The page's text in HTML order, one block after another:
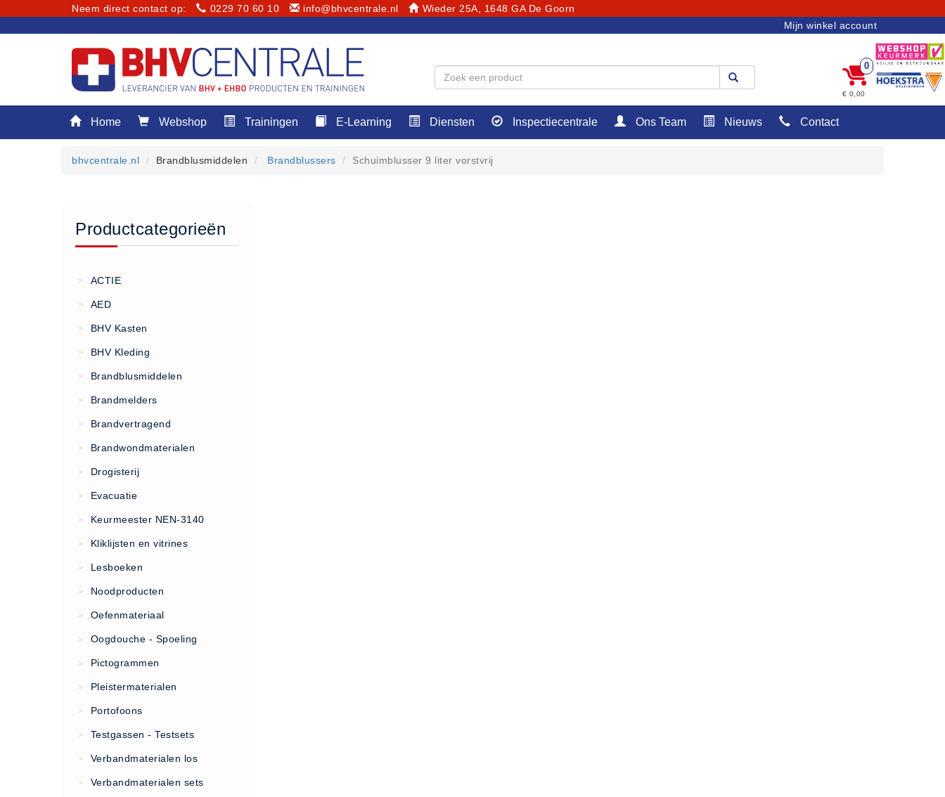
Neem direct contact op: 0229 70 60 10 info@bhvcentrale.nl Wieder 25A, 1648 GA De Goorn
Home
Keuringen
Bedrijfsnoodplannen
Inspectiecentrale
Ons Team
Nieuws
Contact
Algemene Voorwaarden
Vacatures
AED apparaten (11)
AED apparaten (11)
AED batterijen (12)
Mijn winkel account
0
€ 0,00
Home Webshop Trainingen E-Learning Diensten Inspectiecentrale Ons Team Nieuws Contact
bhvcentrale.nl Brandblusmiddelen Brandblussers Schuimblusser 9 liter vorstvrij
Productcategorieën
> ACTIE
> AED
> BHV Kasten
> BHV Kleding
> Brandblusmiddelen
> Brandmelders
> Brandvertragend
> Brandwondmaterialen
> Drogisterij
> Evacuatie
> Keurmeester NEN-3140
> Kliklijsten en vitrines
> Lesboeken
> Noodproducten
> Oefenmateriaal
> Oogdouche - Spoeling
> Pictogrammen
> Pleistermaterialen
> Portofoons
> Testgassen - Testsets
> Verbandmaterialen los
> Verbandmaterialen sets